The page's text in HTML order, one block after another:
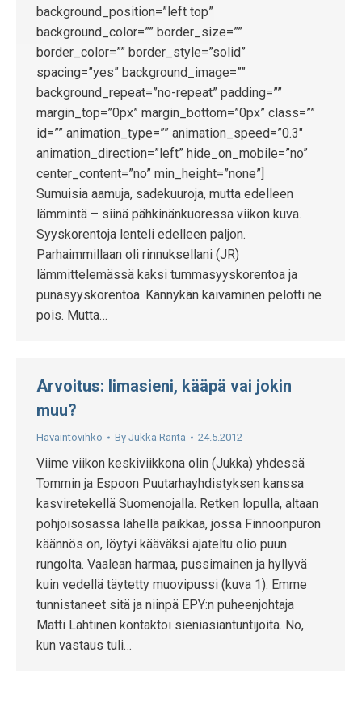
background_position=”left top”
background_color=”” border_size=””
border_color=”” border_style=”solid”
spacing=”yes” background_image=””
background_repeat=”no-repeat” padding=””
margin_top=”0px” margin_bottom=”0px” class=””
id=”” animation_type=”” animation_speed=”0.3″
animation_direction=”left” hide_on_mobile=”no”
center_content=”no” min_height=”none”]
Sumuisia aamuja, sadekuuroja, mutta edelleen
lämmintä – siinä pähkinänkuoressa viikon kuva.
Syyskorentoja lenteli edelleen paljon.
Parhaimmillaan oli rinnuksellani (JR)
lämmittelemässä kaksi tummasyyskorentoa ja
punasyyskorentoa. Kännykän kaivaminen pelotti ne
pois. Mutta…
Arvoitus: limasieni, kääpä vai jokin
muu?
Havaintovihko By Jukka Ranta 24.5.2012
Viime viikon keskiviikkona olin (Jukka) yhdessä
Tommin ja Espoon Puutarhayhdistyksen kanssa
kasviretekellä Suomenojalla. Retken lopulla, altaan
pohjoisosassa lähellä paikkaa, jossa Finnoonpuron
käännös on, löytyi kääväksi ajateltu olio puun
rungolta. Vaalean harmaa, pussimainen ja hyllyvä
kuin vedellä täytetty muovipussi (kuva 1). Emme
tunnistaneet sitä ja niinpä EPY:n puheenjohtaja
Matti Lahtinen kontaktoi sieniasiantuntijoita. No,
kun vastaus tuli…